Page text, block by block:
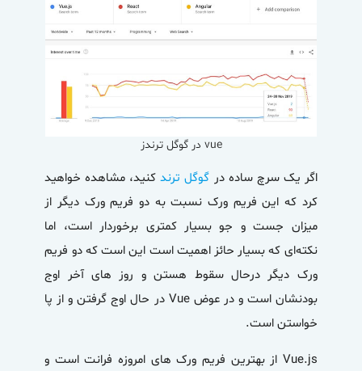
vue در گوگل ترندز
اگر یک سرچ ساده در گوگل ترندکنید، مشاهده خواهید
کرد که این فریم ورک نسبت به دو فریم ورک دیگر از
میزان جست و جو بسیار کمتری برخوردار است، اما
نکته‌ای که بسیار حائز اهمیت است این است که دو فریم
ورک دیگر درحال سقوط هستن و روز های آخر اوج
بودنشان است و در عوضVue در حال اوج گرفتن و از پا
خواستن است.
Vue.js از بهترین فریم ورک های امروزه فرانت است و